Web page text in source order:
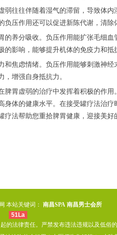
往往伴随着湿气的滞留，导致体内
压作用还可以促进新陈代谢，清除
养分吸收。负压作用能扩张毛细血
影响，能够提升机体的免疫力和抵
虑情绪。负压作用能够刺激神经
，增强自身抵抗力。
胃虚弱的治疗中发挥着积极的作用
身体的健康水平。在接受罐疗法治
法帮助您重拾脾胃健康，迎接美好
本站关键词： 南昌SPA 南昌男士会所
51La
法律责任。严禁发布违法违规以及低俗